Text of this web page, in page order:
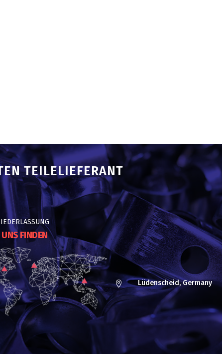
TEILELIEFERANT
FINDEN
 Lüdenscheid, Germany